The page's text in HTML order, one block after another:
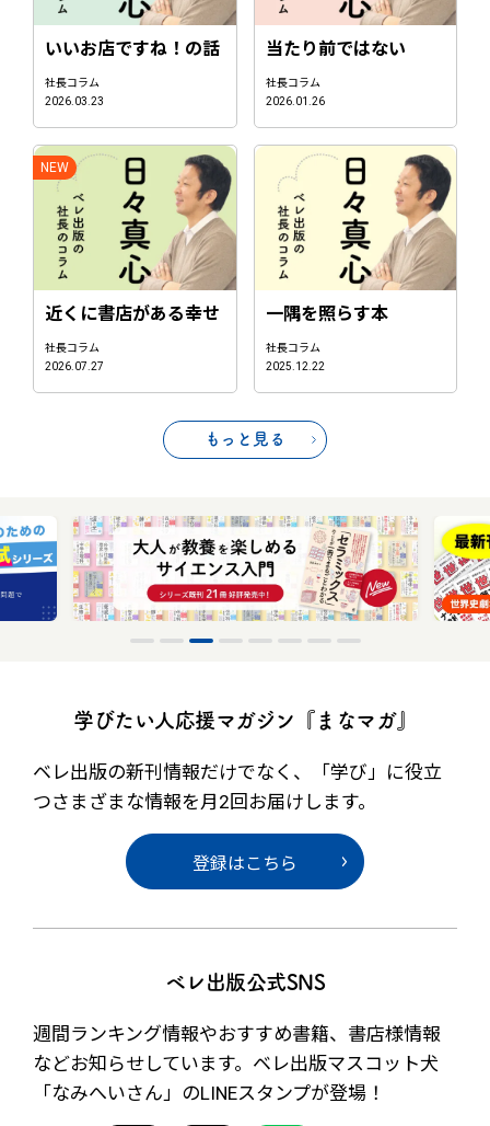
いいお店ですね！の話
社長コラム
2026.03.23
当たり前ではない
社長コラム
2026.01.26
近くに書店がある幸せ
社長コラム
2026.07.27
一隅を照らす本
社長コラム
2025.12.22
もっと見る
学びたい人応援マガジン『まなマガ』
ベレ出版の新刊情報だけでなく、
「学び」に役立
つさまざまな情報を月2回お届けします。
登録はこちら
ベレ出版公式SNS
週間ランキング情報やおすすめ書籍、書店様情報
などお知らせしています。ベレ出版マスコット犬
「なみへいさん」のLINEスタンプが登場！